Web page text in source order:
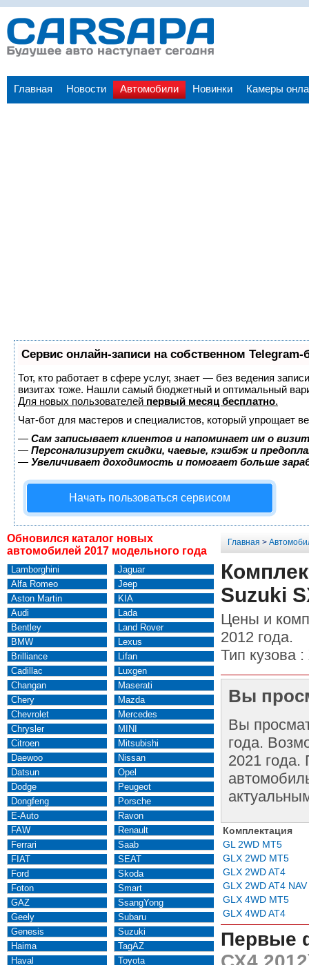
Главная Новости Автомобили Новинки Камеры
Сервис онлайн-записи на собственном Telegram-
Тот, кто работает в сфере услуг, знает — без ведения
визитах тоже. Нашли самый бюджетный и оптимальный
Для новых пользователей первый месяц бесплатно.
Чат-бот для мастеров и специалистов, который упрощает
— Сам записывает клиентов и напоминает им о
— Персонализирует скидки, чаевые, кэшбэк и
— Увеличивает доходимость и помогает больше
Начать пользоваться сервисом
Обновился каталог новых
автомобилей 2017 модельного года
Lamborghini
Alfa Romeo
Aston Martin
Audi
Bentley
BMW
Brilliance
Cadillac
Changan
Chery
Chevrolet
Chrysler
Citroen
Daewoo
Datsun
Dodge
Dongfeng
E-Auto
FAW
Ferrari
FIAT
Ford
Foton
GAZ
Geely
Genesis
Haima
Haval
Jaguar
Jeep
KIA
Lada
Land Rover
Lexus
Lifan
Luxgen
Maserati
Mazda
Mercedes
MINI
Mitsubishi
Nissan
Opel
Peugeot
Porsche
Ravon
Renault
Saab
SEAT
Skoda
Smart
SsangYong
Subaru
Suzuki
TagAZ
Toyota
Главная >
Suzuki
Цены и
2012 года.
Тип кузова :
Вы
Вы
года.
2021 года.
Комплектация
GL 2WD MT5
GLX 2WD MT5
GLX 2WD AT4
GLX 2WD AT4 NAV
GLX 4WD MT5
GLX 4WD AT4
Первые